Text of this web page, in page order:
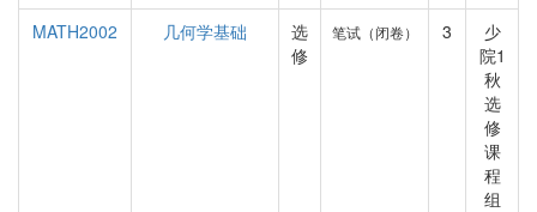
MATH2002
几何学基础
选
修
笔试（闭卷） 3
少
院1
秋
选
修
课
程
组